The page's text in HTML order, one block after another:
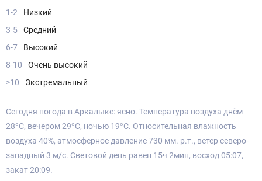
1-2
Низкий
3-5
Средний
6-7
Высокий
8-10
Очень высокий
>10
Экстремальный
Сегодня погода в Аркалыке: ясно. Температура воздуха днём
28°С, вечером 29°С, ночью 19°С. Относительная влажность
воздуха 40%, атмосферное давление 730 мм. р.т., ветер северо-
западный 3 м/с. Световой день равен 15ч 2мин, восход 05:07,
закат 20:09.